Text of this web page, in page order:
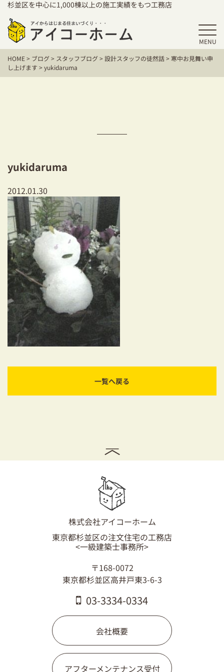
杉並区を中心に1,000棟以上の施工実績をもつ工務店
MENU
HOME
アイコーホームの家づくり
保証／アフターサポート
建て替えをお考えの方
耐震対策も安心の家づくり
リフォーム・リノベーションをお考えの方
必見！土地からお探しの方へ
資金計画についてのご相談
ショールーム
お知らせ
03-3334-0334
HOME> ブログ> スタッフブログ>設計スタッフの徒然話>寒中お見舞い申
し上げます >yukidaruma
yukidaruma
2012.01.30
一覧へ戻る
株式会社アイコーホーム
東京都杉並区の注文住宅の工務店
<一級建築士事務所>
〒168-0072
東京都杉並区高井戸東3-6-3
03-3334-0334
会社概要
アフターメンテナンス受付